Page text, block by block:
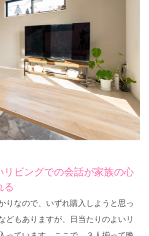
リビングでの会話が家族の心
る
りなので、いずれ購入しようと思っ
どもありますが、日当たりのよいリ